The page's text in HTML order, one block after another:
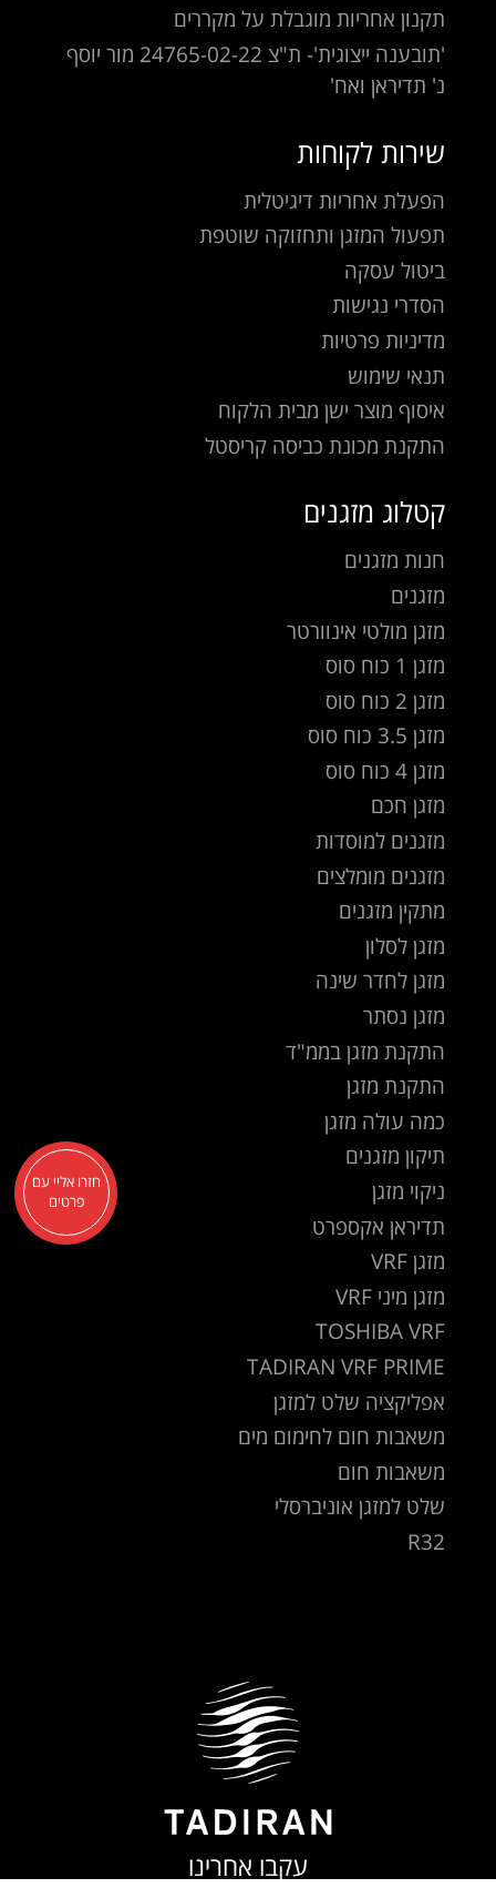
תקנון אחריות מוגבלת על מקררים
'תובענה ייצוגית'- ת"צ 24765-02-22 מור יוסף
נ' תדיראן ואח'
שירות לקוחות
הפעלת אחריות דיגיטלית
תפעול המזגן ותחזוקה שוטפת
ביטול עסקה
הסדרי נגישות
מדיניות פרטיות
תנאי שימוש
איסוף מוצר ישן מבית הלקוח
התקנת מכונת כביסה קריסטל
קטלוג מזגנים
חנות מזגנים
מזגנים
מזגן מולטי אינוורטר
מזגן 1 כוח סוס
מזגן 2 כוח סוס
מזגן 3.5 כוח סוס
מזגן 4 כוח סוס
מזגן חכם
מזגנים למוסדות
מזגנים מומלצים
מתקין מזגנים
מזגן לסלון
מזגן לחדר שינה
מזגן נסתר
התקנת מזגן בממ"ד
התקנת מזגן
כמה עולה מזגן
תיקון מזגנים
ניקוי מזגן
תדיראן אקספרט
מזגן VRF
מזגן מיני VRF
TOSHIBA VRF
TADIRAN VRF PRIME
אפליקציה שלט למזגן
משאבות חום לחימום מים
משאבות חום
שלט למזגן אוניברסלי
R32
עקבו אחרינו
חזרו אליי עם
פרטים